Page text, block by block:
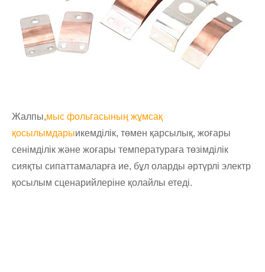
Жалпы,мыс фольгасының жұмсақ
қосылымдарыикемділік, төмен қарсылық, жоғары
сенімділік және жоғары температураға төзімділік
сияқты сипаттамаларға ие, бұл оларды әртүрлі электр
қосылым сценарийлеріне қолайлы етеді.